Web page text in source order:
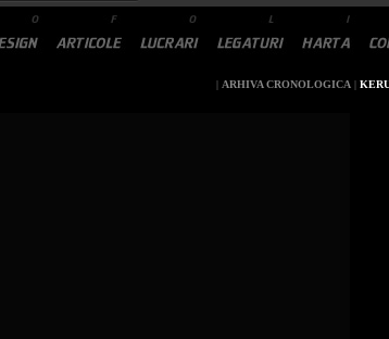
| ARHIVA CRONOLOGICA |